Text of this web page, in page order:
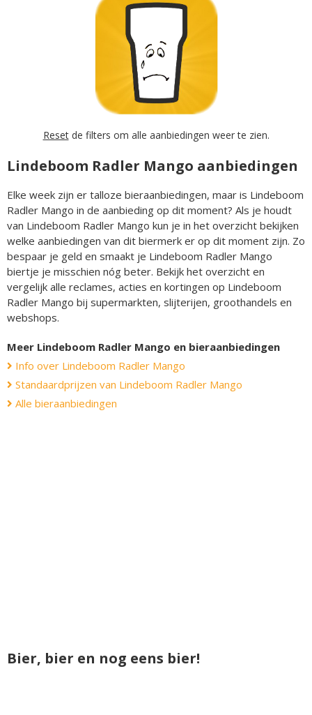
Resetde filters om alle aanbiedingen weer te zien.
Lindeboom Radler Mango aanbiedingen
Elke week zijn er talloze bieraanbiedingen, maar is Lindeboom
Radler Mango in de aanbieding op dit moment? Als je houdt
van Lindeboom Radler Mango kun je in het overzicht bekijken
welke aanbiedingen van dit biermerk er op dit moment zijn. Zo
bespaar je geld en smaakt je Lindeboom Radler Mango
biertje je misschien nóg beter. Bekijk het overzicht en
vergelijk alle reclames, acties en kortingen op Lindeboom
Radler Mango bij supermarkten, slijterijen, groothandels en
webshops.
Meer Lindeboom Radler Mango en bieraanbiedingen
Info over Lindeboom Radler Mango
Standaardprijzen van Lindeboom Radler Mango
Alle bieraanbiedingen
Bier, bier en nog eens bier!